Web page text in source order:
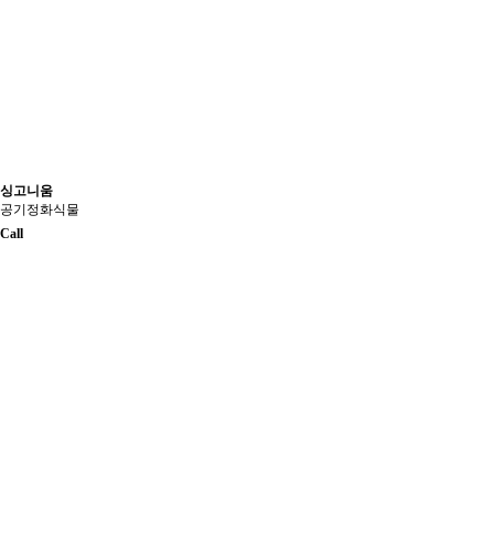
싱고니움
공기정화식물
Call